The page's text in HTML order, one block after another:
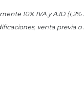
10% IVA y AJD
venta previa